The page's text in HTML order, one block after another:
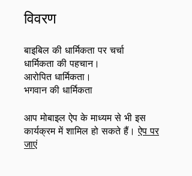
विवरण
बाइबिल की धार्मिकता पर चर्चा
धार्मिकता की पहचान।
आरोपित धार्मिकता।
भगवान की धार्मिकता
आप मोबाइल ऐप के माध्यम से भी इस
कार्यक्रम में शामिल हो सकते हैं। ऐप पर
जाएं